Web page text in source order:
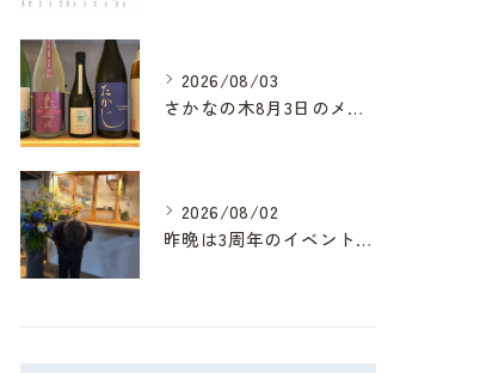
2026/08/03
さかなの木8月3日のメニューです。
2026/08/02
昨晩は3周年のイベントにたくさんのご来店、そして綺麗なお花、...